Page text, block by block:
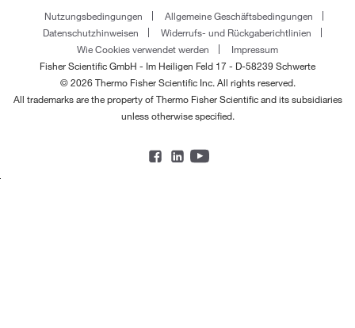
Nutzungsbedingungen
Allgemeine Geschäftsbedingungen
Datenschutzhinweisen
Widerrufs- und Rückgaberichtlinien
Wie Cookies verwendet werden
Impressum
Fisher Scientific GmbH - Im Heiligen Feld 17 - D-58239 Schwerte
© 2026 Thermo Fisher Scientific Inc. All rights reserved.
All trademarks are the property of Thermo Fisher Scientific and its subsidiaries
unless otherwise specified.